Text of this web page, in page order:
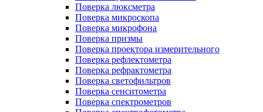
Поверка люксметра
Поверка микроскопа
Поверка микрофона
Поверка призмы
Поверка проектора измерительного
Поверка рефлектометра
Поверка рефрактометра
Поверка светофильтров
Поверка сенситометра
Поверка спектрометров